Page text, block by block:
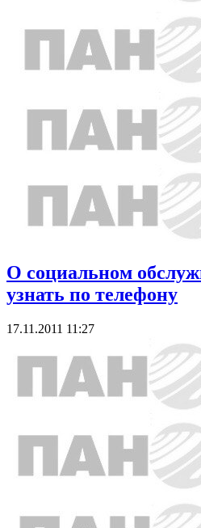
О социальном
узнать по телефону
17.11.2011 11:27